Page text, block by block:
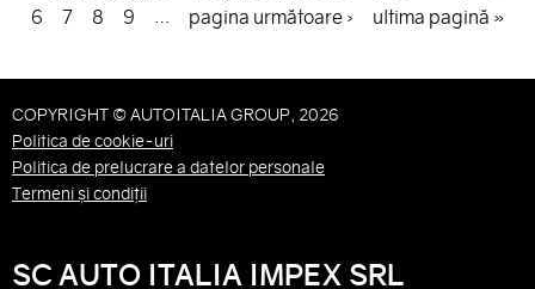
G
E
S
6
7 8 9 pagina următoare › ultima pagină »
COPYRIGHT © AUTOITALIA GROUP, 2026
Politica de cookie-uri
Politica de prelucrare a datelor personale
Termeni și condiții
SC AUTO ITALIA IMPEX SRL